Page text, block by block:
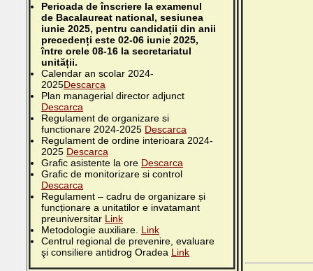
Perioada de înscriere la examenul
de Bacalaureat national, sesiunea
iunie 2025, pentru candidații din anii
precedenți este 02-06 iunie 2025,
între orele 08-16 la secretariatul
unității.
Calendar an scolar 2024-
2025Descarca
Plan managerial director adjunct
Descarca
Regulament de organizare si
functionare 2024-2025 Descarca
Regulament de ordine interioara 2024-
2025 Descarca
Grafic asistente la ore Descarca
Grafic de monitorizare si control
Descarca
Regulament – cadru de organizare și
funcționare a unitatilor e invatamant
preuniversitar Link
Metodologie auxiliare. Link
Centrul regional de prevenire, evaluare
şi consiliere antidrog Oradea Link